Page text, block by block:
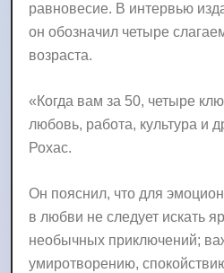
равновесие. В интервью
он обозначил четыре
возраста.
«Когда вам за 50, четыре
любовь, работа, культура и
Рохас.
Он пояснил, что для
в любви не следует искать
необычных приключений;
умиротворению,